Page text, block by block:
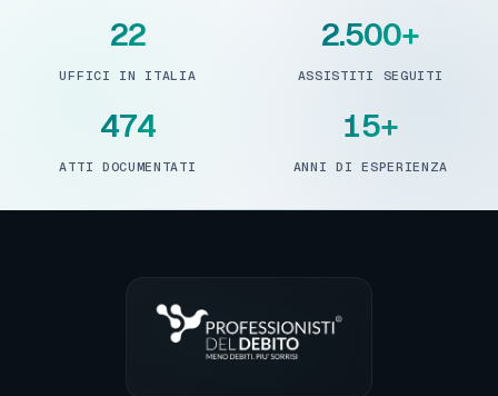
22
UFFICI IN ITALIA
2.500+
ASSISTITI SEGUITI
474
ATTI DOCUMENTATI
15+
ANNI DI ESPERIENZA